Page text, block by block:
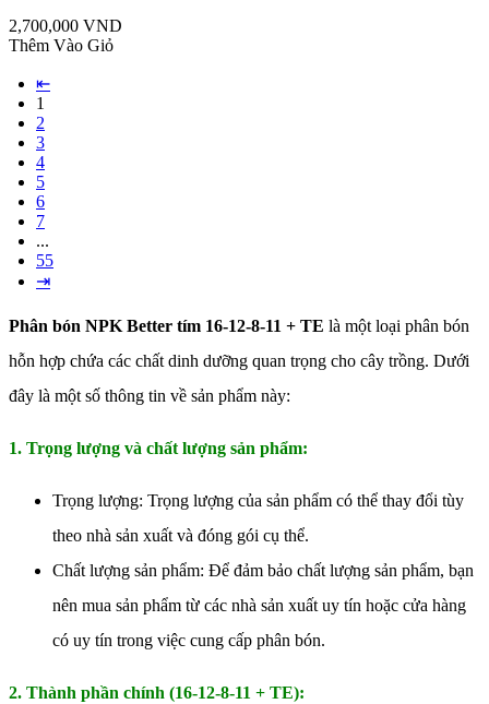
2,700,000 VND
Thêm Vào Giỏ
⇤
1
2
3
4
5
6
7
...
55
⇥
Phân bón NPK Better tím 16-12-8-11 + TE là một loại phân bón
hỗn hợp chứa các chất dinh dưỡng quan trọng cho cây trồng. Dưới
đây là một số thông tin về sản phẩm này:
1. Trọng lượng và chất lượng sản phẩm:
Trọng lượng: Trọng lượng của sản phẩm có thể thay đổi tùy
theo nhà sản xuất và đóng gói cụ thể.
Chất lượng sản phẩm: Để đảm bảo chất lượng sản phẩm, bạn
nên mua sản phẩm từ các nhà sản xuất uy tín hoặc cửa hàng
có uy tín trong việc cung cấp phân bón.
2. Thành phần chính (16-12-8-11 + TE):